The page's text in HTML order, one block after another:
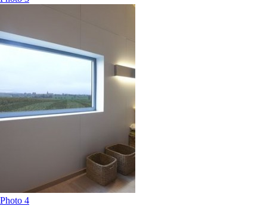
Photo 4